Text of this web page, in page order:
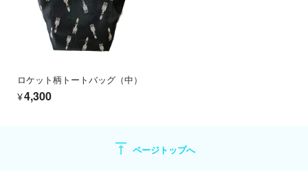
ロケット柄トートバッグ（中）
¥4,300
vertical_align_top ページトップへ